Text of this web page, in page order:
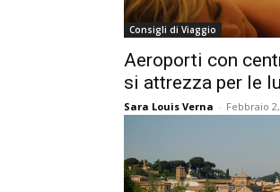
Consigli di Viaggio
Aeroporti con
si attrezza per le
Sara Louis Verna - Febbraio